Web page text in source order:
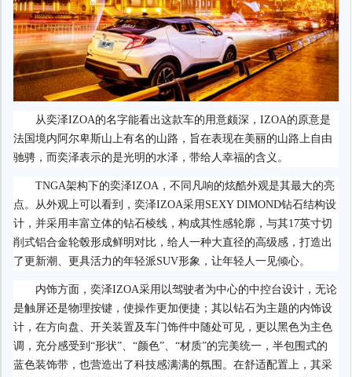
从奕泽IZOA的名字能看出这款车的用意颇深，IZOA的原意是
法国境内阿尔卑斯山上有名的山路，旨在表现在美丽的山路上自由
驰骋，而奕泽表示的是光明的水泽，带给人幸福的含义。
TNGA架构下的奕泽IZOA，不同凡响的炫酷外观是其最大的亮
点。从外观上可以看到，奕泽IZOA采用SEXY DIMOND钻石结构设
计，并采用丰富立体的钻石棱线，构成其性感轮廓，与其17英寸切
削式铝合金轮毂形成鲜明对比，给人一种大直径的高级感，打造出
了更新潮、更具活力的年轻派SUV形象，让年轻人一见倾心。
内饰方面，奕泽IZOA采用以驾驶者为中心的中控台设计，无论
是触屏还是物理按键，使操作更加便捷；其以钻石为主题的内饰设
计，在方向盘、开关装置及车门饰件中随处可见，更以黑色为主色
调，充分感受到“形状”、“颜色”、“材质”的完美统一，半包围式的
蓝色装饰带，也营造出了科技感满满的氛围。在舒适配置上，其采